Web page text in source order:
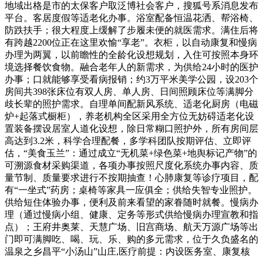
地域出格是市的太保客户取泛博社会客户，搜狐号系消息发布
平台。客居度假等适老化办事。浴室配备恒温花洒、帮浴椅、
防跌扶手；很大程度上缓解了步履未便的就医需求。满住后将
有跨越2200位正在这里欢愉“享老”。衣柜，以自动康复和慢病
办理为两翼，以前瞻性的全龄化设想规划，入住可按照本身环
境选择餐饮食物。融合老年人的新需求，为供给24小时的医护
办事；口就能够享受看病报销；约3万平米美学公园，设203个
房间共398张床位有双人房、单人房、日间照顾床位等满脚分
歧长辈的照护需求。自理单间配新风系统、适老化厨房（电磁
炉+起落式橱柜），养老机构全区采用全方位无妨碍适老化设
置装备摆设居室人道化设想，除日常糊口照护外，所有房间层
高达到3.2米，科学合理配餐，多学科团队按期评估、立即评
估，“美食玉兰”：通过成立“无机菜+绿色菜+地舆标记产物”的
可溯源食材采购渠道，各项办事按照尺度化系统办事内容、质
量节制、质量要求进行不按期抽查！心肺康复等诊疗项目，配
有“一坐式”药房；桌椅等家具一应俱全；供给失智专业照护。
供给短住体验办事，便利及前来看望的家眷随时就餐。慢病办
理（通过慢病小组、健康、定务等形式供给慢病办理宣教和指
点）；王府井奥莱、天慧广场、旧宫商场、航天万源广场等出
门即可满脚吃、喝、玩、乐、购的多元需求，位于久负盛名的
温泉之乡昌平“小汤山”山庄,医疗前提：内设医务室、康复核